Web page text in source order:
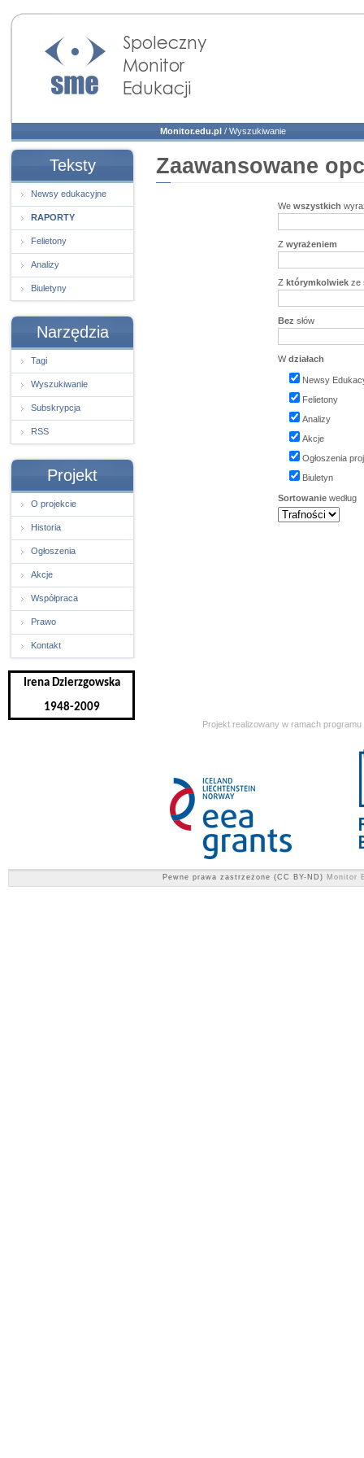
Społeczny Monitor
Edukacji
Monitor.edu.pl / Wyszukiwanie
Teksty
Newsy edukacyjne
RAPORTY
Felietony
Analizy
Biuletyny
Narzędzia
Tagi
Wyszukiwanie
Subskrypcja
RSS
Projekt
O projekcie
Historia
Ogłoszenia
Akcje
Współpraca
Prawo
Kontakt
Irena Dzierzgowska
1948-2009
Zaawansowane
We wszystkich
Z wyrażeniem
Z którymkolwiek ze
Bez słów
Wdziałach
Newsy
Felietony
Analizy
Akcje
Ogłoszenia
Biuletyn
Sortowanie według
Projekt realizowany w ramach
Pewne prawa zastrzeżone (CC BY-ND) Monitor